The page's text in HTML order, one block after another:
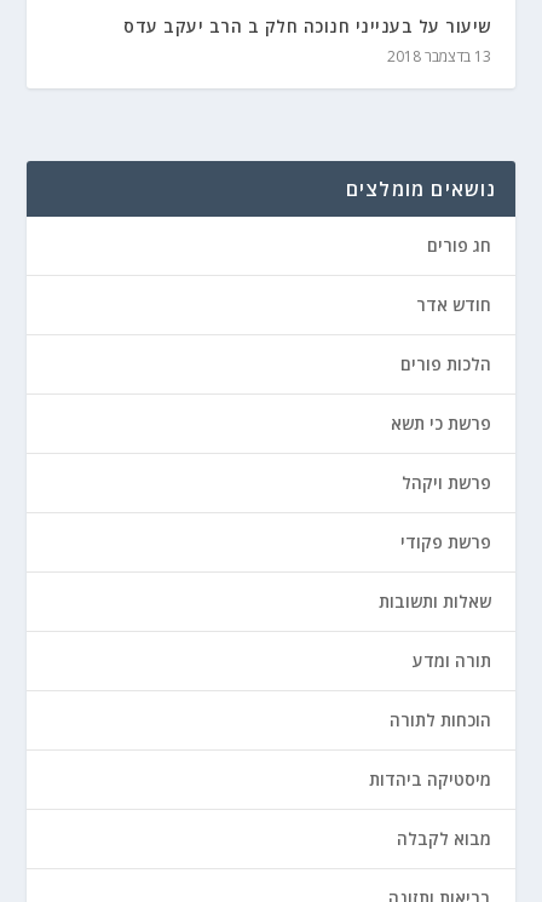
שיעור על בענייני חנוכה חלק ב הרב יעקב עדס
13 בדצמבר 2018
נושאים מומלצים
חג פורים
חודש אדר
הלכות פורים
פרשת כי תשא
פרשת ויקהל
פרשת פקודי
שאלות ותשובות
תורה ומדע
הוכחות לתורה
מיסטיקה ביהדות
מבוא לקבלה
בריאות ותזונה